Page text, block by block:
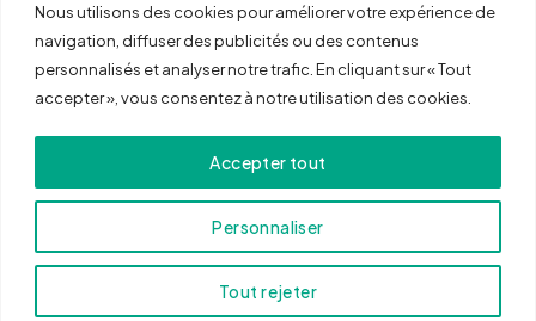
Nous utilisons des cookies pour améliorer votre expérience de
navigation, diffuser des publicités ou des contenus
personnalisés et analyser notre trafic. En cliquant sur « Tout
accepter », vous consentez à notre utilisation des cookies.
Personnaliser
Tout rejeter
Accepter tout
Autres services
Coworking
Formations
© 2026 Cocktail Numérique -